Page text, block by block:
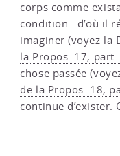
corps comme
condition : d’où il
imaginer (voyez la
la Propos. 17, part.
chose passée
de la Propos. 18,
continue d’exister.